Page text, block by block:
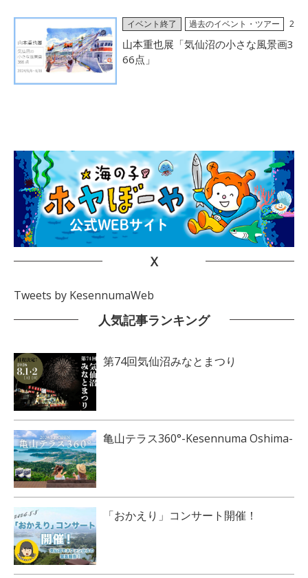
イベント終了 過去のイベント・ツアー
2
山本重也展「気仙沼の小さな風景画3
66点」
X
Tweets by KesennumaWeb
人気記事ランキング
第74回気仙沼みなとまつり
亀山テラス360°-Kesennuma Oshima-
「おかえり」コンサート開催！